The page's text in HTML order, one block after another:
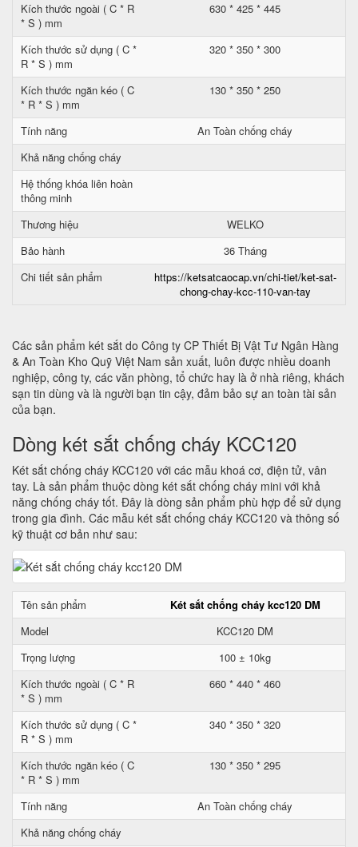
Kích thước ngoài ( C * R
* S ) mm
630 * 425 * 445
Kích thước sử dụng ( C *
R * S ) mm
320 * 350 * 300
Kích thước ngăn kéo ( C
* R * S ) mm
130 * 350 * 250
Tính năng
An Toàn chống cháy
Khả năng chống cháy
Hệ thống khóa liên hoàn
thông minh
Thương hiệu
WELKO
Bảo hành
36 Tháng
Chi tiết sản phẩm
https://ketsatcaocap.vn/chi-tiet/ket-sat-
chong-chay-kcc-110-van-tay
Các sản phẩm két sắt do Công ty CP Thiết Bị Vật Tư Ngân Hàng
& An Toàn Kho Quỹ Việt Nam sản xuất, luôn được nhiều doanh
nghiệp, công ty, các văn phòng, tổ chức hay là ở nhà riêng, khách
sạn tin dùng và là người bạn tin cậy, đảm bảo sự an toàn tài sản
của bạn.
Dòng két sắt chống cháy KCC120
Két sắt chống cháy KCC120 với các mẫu khoá cơ, điện tử, vân
tay. Là sản phẩm thuộc dòng két sắt chống cháy mini với khả
năng chống cháy tốt. Đây là dòng sản phẩm phù hợp để sử dụng
trong gia đình. Các mẫu két sắt chống cháy KCC120 và thông số
kỹ thuật cơ bản như sau:
Tên sản phẩm
Két sắt chống cháy kcc120 DM
Model
KCC120 DM
Trọng lượng
100 ± 10kg
Kích thước ngoài ( C * R
* S ) mm
660 * 440 * 460
Kích thước sử dụng ( C *
R * S ) mm
340 * 350 * 320
Kích thước ngăn kéo ( C
* R * S ) mm
130 * 350 * 295
Tính năng
An Toàn chống cháy
Khả năng chống cháy